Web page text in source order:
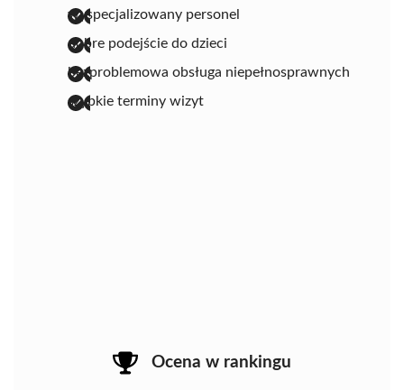
wyspecjalizowany personel
dobre podejście do dzieci
bezproblemowa obsługa niepełnosprawnych
szybkie terminy wizyt
Ocena w rankingu